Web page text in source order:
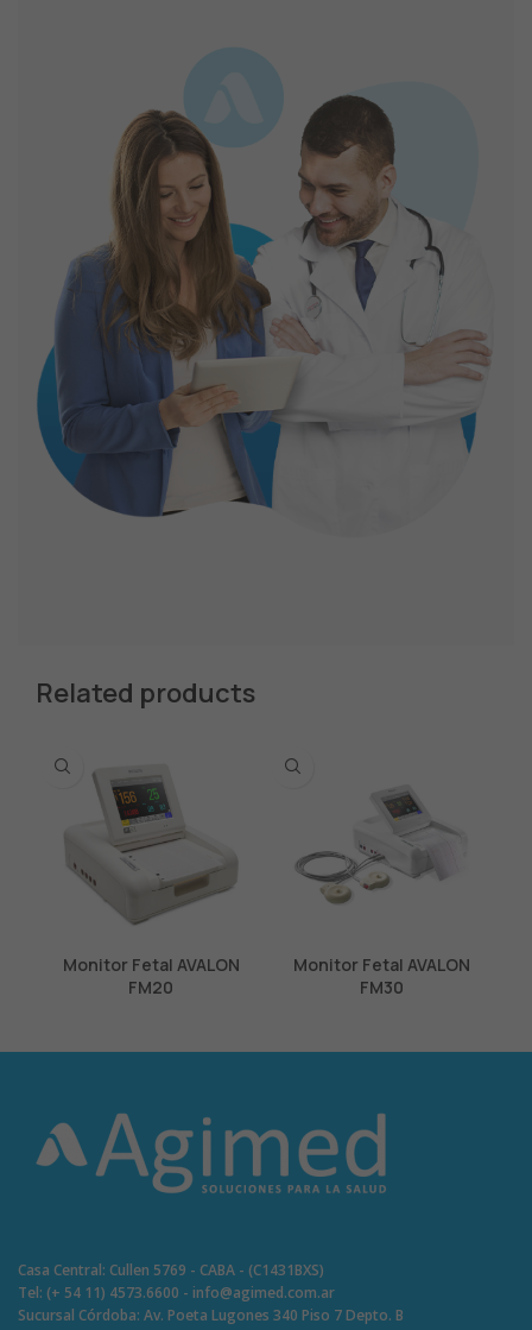
Related products
Monitor Fetal AVALON
FM20
Monitor Fetal AVALON
FM30
Casa Central: Cullen 5769 - CABA - (C1431BXS)
Tel: (+ 54 11) 4573.6600 - info@agimed.com.ar
Sucursal Córdoba: Av. Poeta Lugones 340 Piso 7 Depto. B